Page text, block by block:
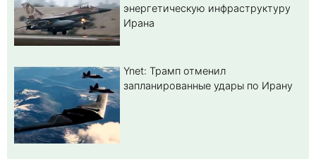
энергетическую инфраструктуру
Ирана
Ynet: Трамп отменил
запланированные удары по Ирану